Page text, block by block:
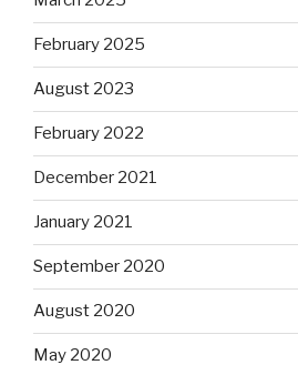
February 2025
August 2023
February 2022
December 2021
January 2021
September 2020
August 2020
May 2020